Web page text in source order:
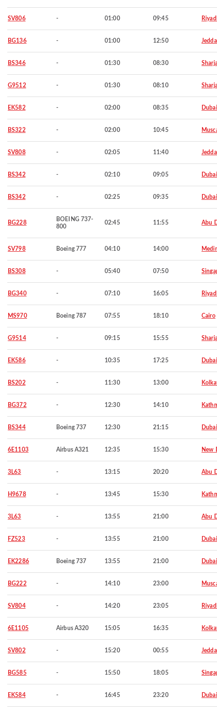
SV806 - 01:00 09:45
BG136 - 01:00 12:50
BS346 - 01:30 08:30
G9512 - 01:30 08:10
EK582 - 02:00 08:35 Dubai
BS322 - 02:00 10:45
SV808 - 02:05 11:40
BS342 - 02:10 09:05 Dubai
BS342 - 02:25 09:35 Dubai
BG228
BOEING 737-
800
02:45 11:55 Abu
SV798 Boeing 777 04:10 14:00
BS308 - 05:40 07:50
BG340 - 07:10 16:05
MS970 Boeing 787 07:55 18:10 Cairo
G9514 - 09:15 15:55
EK586 - 10:35 17:25 Dubai
BS202 - 11:30 13:00
BG372 - 12:30 14:10
BS344 Boeing 737 12:30 21:15 Dubai
6E1103 Airbus A321 12:35 15:30 New
3L63 - 13:15 20:20 Abu
H9678 - 13:45 15:30
3L63 - 13:55 21:00 Abu
FZ523 - 13:55 21:00 Dubai
EK2286 Boeing 737 13:55 21:00 Dubai
BG222 - 14:10 23:00
SV804 - 14:20 23:05
6E1105 Airbus A320 15:05 16:35
SV802 - 15:20 00:55
BG585 - 15:50 18:05
EK584 - 16:45 23:20 Dubai